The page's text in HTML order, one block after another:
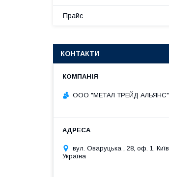
Прайс
КОНТАКТИ
ООО "МЕТАЛ ТРЕЙД АЛЬЯНС"
вул. Оваруцька , 28, оф. 1, Київ,
Україна